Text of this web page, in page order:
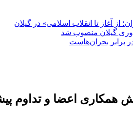
از آغاز تا انقلاب اسلامی» در گیلان
گیلان منصوب شد
برابر بحران‌هاست
همکاری اعضا و تداوم